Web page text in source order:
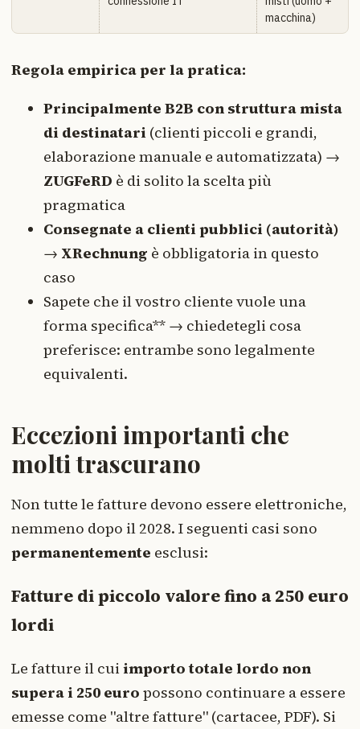
macchina)
Regola empirica per la pratica:
Principalmente B2B con struttura mista
di destinatari (clienti piccoli e grandi,
elaborazione manuale e automatizzata) →
ZUGFeRD è di solito la scelta più
pragmatica
Consegnate a clienti pubblici (autorità)
→ XRechnung è obbligatoria in questo
caso
Sapete che il vostro cliente vuole una
forma specifica** → chiedetegli cosa
preferisce: entrambe sono legalmente
equivalenti.
Eccezioni importanti che
molti trascurano
Non tutte le fatture devono essere elettroniche,
nemmeno dopo il 2028. I seguenti casi sono
permanentemente esclusi:
Fatture di piccolo valore fino a 250 euro
lordi
Le fatture il cuiimporto totale lordo non
supera i 250 euro possono continuare a essere
emesse come "altre fatture" (cartacee, PDF). Si